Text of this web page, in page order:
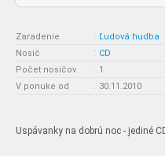
Zaradenie : Ľudová hudba
Nosič
: CD
Počet nosičov
: 1
V ponuke od
: 30.11.2010
Uspávanky na dobrú noc - jediné